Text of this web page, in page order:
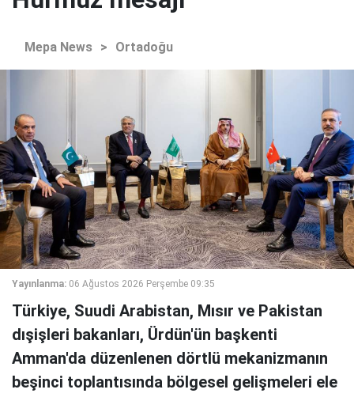
Mepa News > Ortadoğu
Yayınlanma: 06 Ağustos 2026 Perşembe 09:35
Türkiye, Suudi Arabistan, Mısır ve Pakistan
dışişleri bakanları, Ürdün'ün başkenti
Amman'da düzenlenen dörtlü mekanizmanın
beşinci toplantısında bölgesel gelişmeleri ele